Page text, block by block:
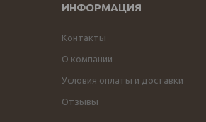
ИНФОРМАЦИЯ
Контакты
О компании
Условия оплаты и доставки
Отзывы